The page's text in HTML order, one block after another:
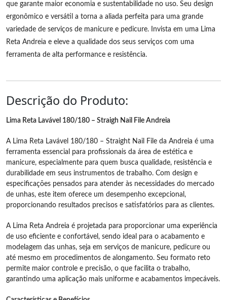
que garante maior economia e sustentabilidade no uso. Seu design
ergonômico e versátil a torna a aliada perfeita para uma grande
variedade de serviços de manicure e pedicure. Invista em uma Lima
Reta Andreia e eleve a qualidade dos seus serviços com uma
ferramenta de alta performance e resistência.
Descrição do Produto:
Lima Reta Lavável 180/180 – Straigh Nail File Andreia
A Lima Reta Lavável 180/180 – Straight Nail File da Andreia é uma
ferramenta essencial para profissionais da área de estética e
manicure, especialmente para quem busca qualidade, resistência e
durabilidade em seus instrumentos de trabalho. Com design e
especificações pensados para atender às necessidades do mercado
de unhas, este item oferece um desempenho excepcional,
proporcionando resultados precisos e satisfatórios para as clientes.
A Lima Reta Andreia é projetada para proporcionar uma experiência
de uso eficiente e confortável, sendo ideal para o acabamento e
modelagem das unhas, seja em serviços de manicure, pedicure ou
até mesmo em procedimentos de alongamento. Seu formato reto
permite maior controle e precisão, o que facilita o trabalho,
garantindo uma aplicação mais uniforme e acabamentos impecáveis.